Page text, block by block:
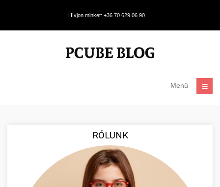
Hívjon minket: +36 70 629 06 90
Menü
RÓLUNK